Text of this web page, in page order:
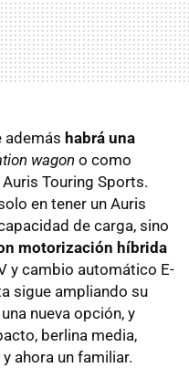
además habrá una
wagono como
Touring Sports.
en tener un Auris
de carga, sino
motorización híbrida
y cambio automático E-
sigue ampliando su
nueva opción, y
berlina media,
ahora un familiar.